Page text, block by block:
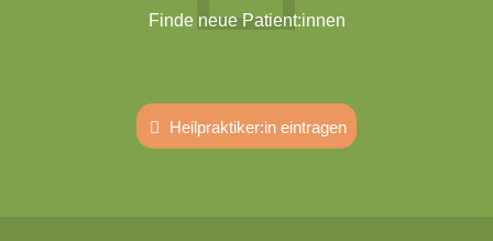
Finde neue Patient:innen
Heilpraktiker:in eintragen